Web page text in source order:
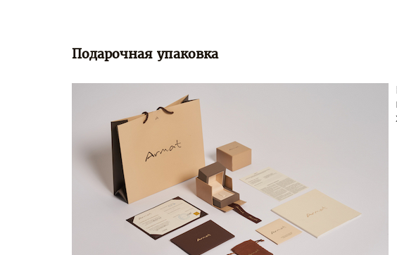
Подарочная упаковка